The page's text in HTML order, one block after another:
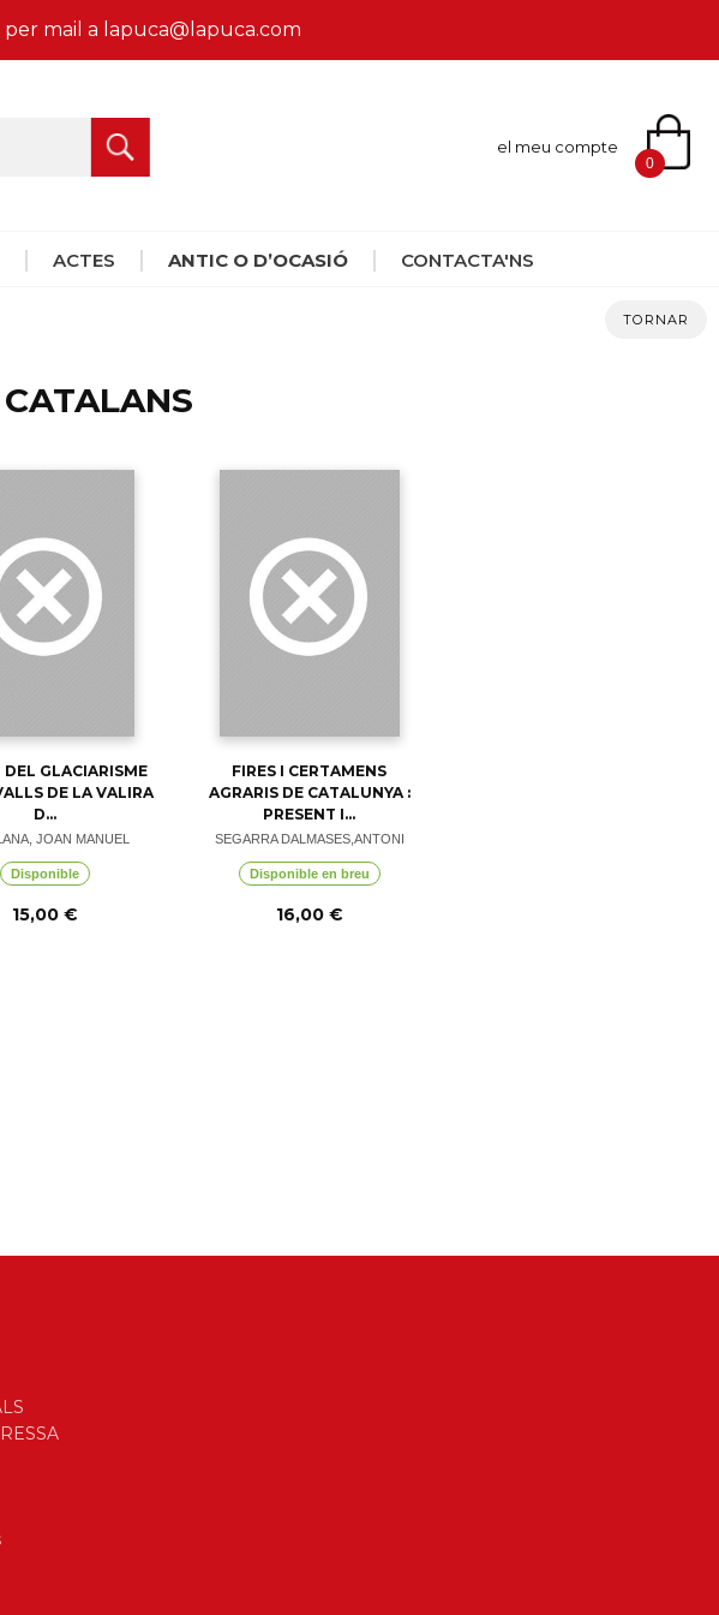
mail a lapuca@lapuca.com
el meu compte
0
ACTES ANTIC O D’OCASIÓ CONTACTA'NS
TORNAR
DEL GLACIARISME
DE LA VALIRA
D...
JOAN MANUEL
Disponible
15,00 €
FIRES I CERTAMENS
AGRARIS DE CATALUNYA :
PRESENT I...
SEGARRA DALMASES,ANTONI
Disponible en breu
16,00 €